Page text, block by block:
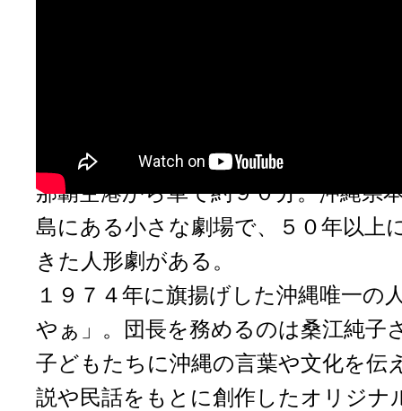
見つめるドキュメンタリー
那覇空港から車で約９０分。沖縄県
島にある小さな劇場で、５０年以上
きた人形劇がある。
１９７４年に旗揚げした沖縄唯一の
やぁ」。団長を務めるのは桑江純子
子どもたちに沖縄の言葉や文化を伝
説や民話をもとに創作したオリジナ